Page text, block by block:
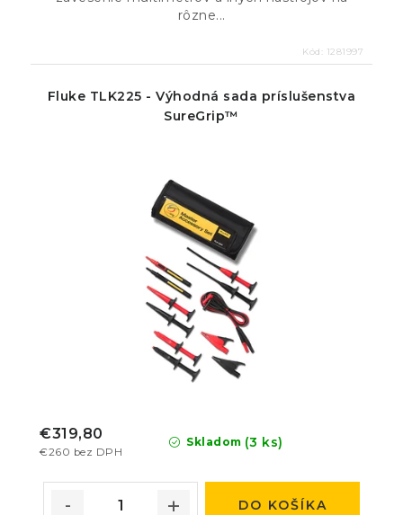
rôzne...
Kód: 1281997
Fluke TLK225 - Výhodná sada príslušenstva
SureGrip™
Skladom (3 ks)
€260 bez DPH
€319,80
DO KOŠÍKA